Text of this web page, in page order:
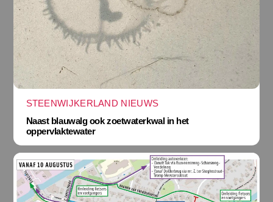
STEENWIJKERLAND NIEUWS
Naast blauwalg ook zoetwaterkwal in het
oppervlaktewater